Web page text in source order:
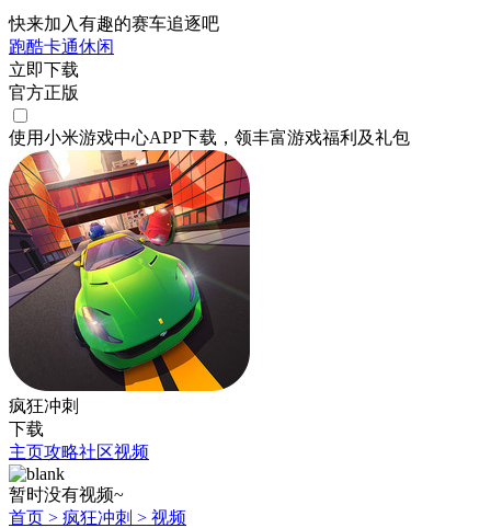
快来加入有趣的赛车追逐吧
跑酷卡通休闲
立即下载
官方正版
使用小米游戏中心APP下载 ，领丰富游戏福利 及礼包
疯狂冲刺
下载
主页攻略社区视频
暂时没有视频~
首页 > 疯狂冲刺 > 视频